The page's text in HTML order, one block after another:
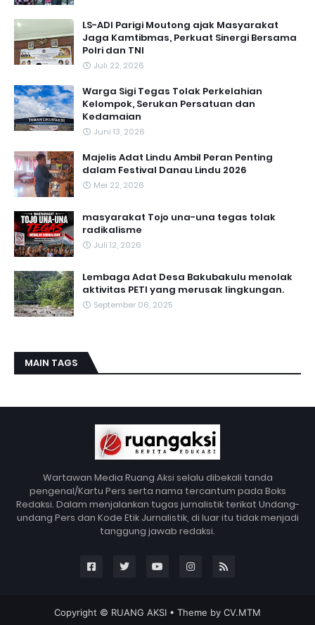
LS-ADI Parigi Moutong ajak Masyarakat
Jaga Kamtibmas, Perkuat Sinergi Bersama
Polri dan TNI
Juli 22, 2026
Warga Sigi Tegas Tolak Perkelahian
Kelompok, Serukan Persatuan dan
Kedamaian
Juni 13, 2026
Majelis Adat Lindu Ambil Peran Penting
dalam Festival Danau Lindu 2026
Mei 22, 2026
masyarakat Tojo una-una tegas tolak
radikalisme
Juli 12, 2026
Lembaga Adat Desa Bakubakulu menolak
aktivitas PETI yang merusak lingkungan.
September 06, 2025
MAIN TAGS
Wartawan Media Ruang Aksi selalu dibekali tanda
pengenal/Kartu Pers serta nama tercantum pada Boks
Redaksi. Dalam menjalankan tugas jurnalistik terikat Undang-
undang Pers dan Kode Etik Jurnalistik, di luar itu tidak menjadi
tanggung jawab redaksi.
Copyright © RUANG AKSI • Theme by CV.MTM